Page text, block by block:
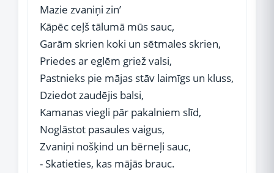
Mazie zvaniņi zin’
Kāpēc ceļš tālumā mūs sauc,
Garām skrien koki un sētmales skrien,
Priedes ar eglēm griež valsi,
Pastnieks pie mājas stāv laimīgs un kluss,
Dziedot zaudējis balsi,
Kamanas viegli pār pakalniem slīd,
Noglāstot pasaules vaigus,
Zvaniņi nošķind un bērneļi sauc,
- Skatieties, kas mājās brauc.